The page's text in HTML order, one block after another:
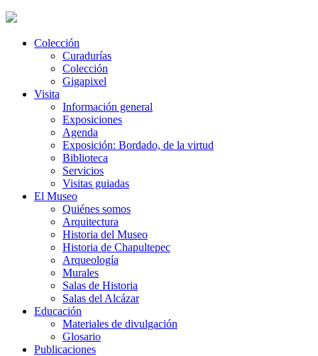
Colección
Curadurías
Colección
Gigapixel
Visita
Información general
Exposiciones
Agenda
Exposición: Bordado, de la virtud
Biblioteca
Servicios
Visitas guiadas
El Museo
Quiénes somos
Arquitectura
Historia del Museo
Historia de Chapultepec
Arqueología
Murales
Salas de Historia
Salas del Alcázar
Educación
Materiales de divulgación
Glosario
Publicaciones